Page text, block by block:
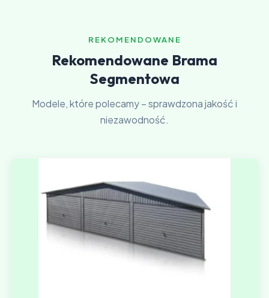
REKOMENDOWANE
Rekomendowane Brama
Segmentowa
Modele, które polecamy – sprawdzona jakość i
niezawodność.